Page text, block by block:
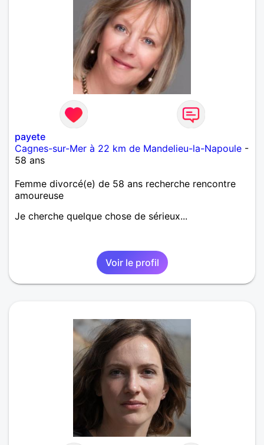
payete
Cagnes-sur-Mer à 22 km de Mandelieu-la-Napoule -
58 ans
Femme divorcé(e) de 58 ans recherche rencontre
amoureuse
Je cherche quelque chose de sérieux...
Voir le profil